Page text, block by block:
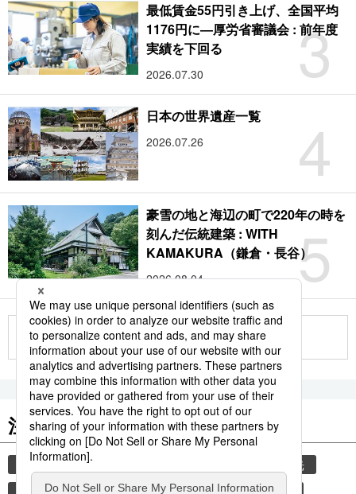
3
最低賃金55円引き上げ、全国平均
1176円に―厚労省審議会 : 前年度
実績を下回る
2026.07.30
4
日本の世界遺産一覧
2026.07.26
5
豪雪の地と海辺の町で220年の時を
刻んだ伝統建築 : WITH
KAMAKURA（鎌倉・長谷）
2026.08.04
もっと見る
注目のキーワード
共同通信ニュース
観光